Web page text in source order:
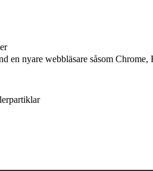
en nyare webbläsare såsom